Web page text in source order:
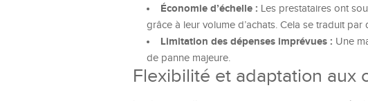
Économie d’échelle : Les prestataires ont
grâce à leur volume d’achats. Cela se traduit
Limitation des dépenses imprévues : Une
de panne majeure.
Flexibilité et adaptation aux